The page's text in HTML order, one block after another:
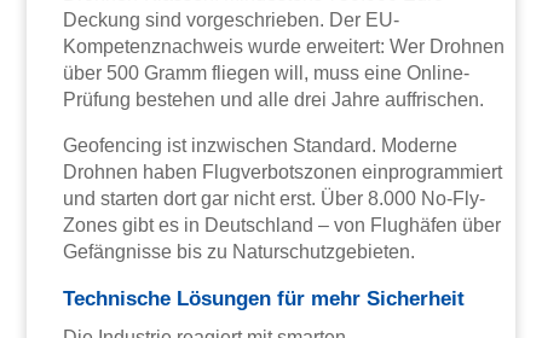
Deckung sind vorgeschrieben. Der EU-
Kompetenznachweis wurde erweitert: Wer Drohnen
über 500 Gramm fliegen will, muss eine Online-
Prüfung bestehen und alle drei Jahre auffrischen.
Geofencing ist inzwischen Standard. Moderne
Drohnen haben Flugverbotszonen einprogrammiert
und starten dort gar nicht erst. Über 8.000 No-Fly-
Zones gibt es in Deutschland – von Flughäfen über
Gefängnisse bis zu Naturschutzgebieten.
Technische Lösungen für mehr Sicherheit